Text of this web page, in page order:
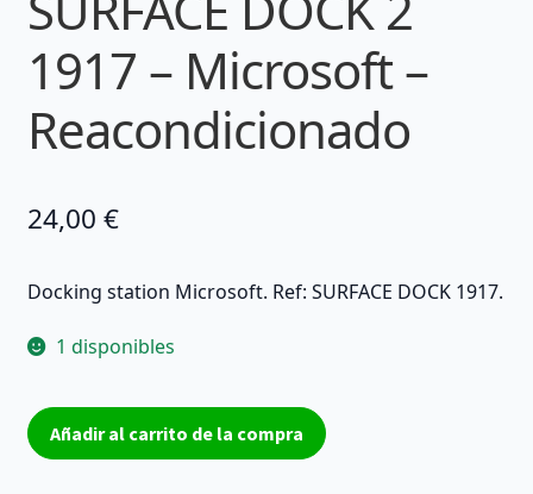
1917 – Microsoft –
Reacondicionado
24,00 €
Docking station Microsoft. Ref: SURFACE DOCK 1917.
1 disponibles
Docking
station
Añadir al carrito de la compra